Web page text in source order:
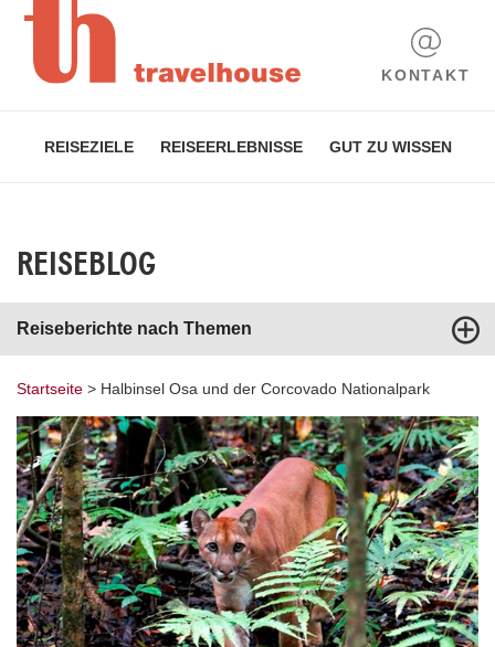
KONTAKT
REISEZIELE REISEERLEBNISSE GUT ZU WISSEN
REISEBLOG
Reiseberichte nach Themen
Startseite > Halbinsel Osa und der Corcovado Nationalpark